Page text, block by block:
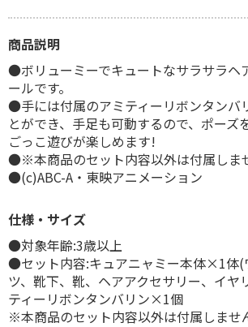
商品説明
●ボリューミーでキュートなサラサラヘ
ールです。
●手には付属のアミティーリボンタンバ
とができ、手足も可動するので、ポーズ
ごっこ遊びが楽しめます!
●※本商品のセット内容以外は付属しま
●(c)ABC-A・東映アニメーション
仕様・サイズ
●対象年齢:3歳以上
●セット内容:キュアニャミー本体×1体(
ツ、靴下、靴、ヘアアクセサリー、イヤ
ティーリボンタンバリン×1個
※本商品のセット内容以外は付属しませ